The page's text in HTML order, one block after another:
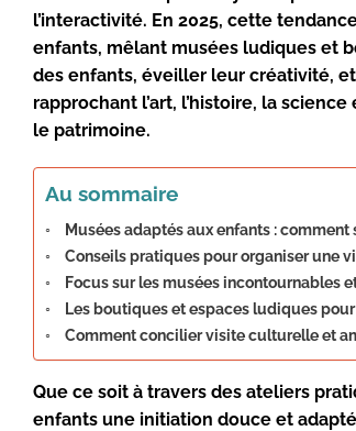
l’interactivité. En 2025, cette
enfants, mêlant musées ludiques et
des enfants, éveiller leur créativité,
rapprochant l’art, l’histoire, la
le patrimoine.
Au sommaire
Musées adaptés aux enfants : comment
Conseils pratiques pour organiser une
Focus sur les musées incontournables
Les boutiques et espaces ludiques
Comment concilier visite culturelle et
Que ce soit à travers des ateliers
enfants une initiation douce et